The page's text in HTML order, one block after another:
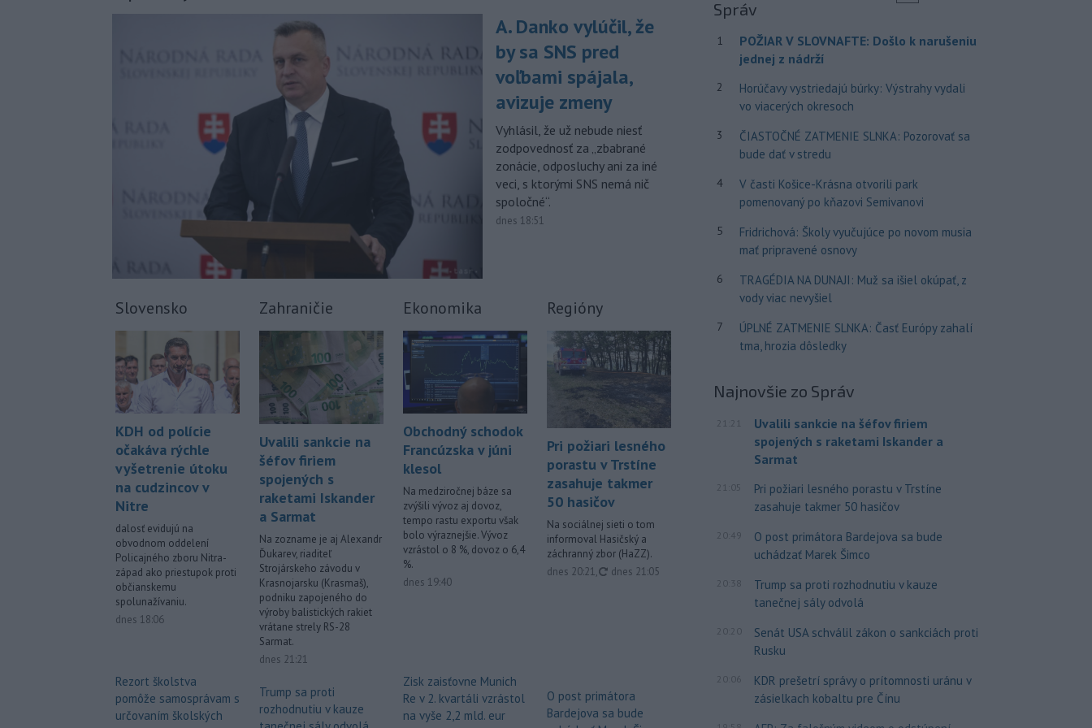
členka Slovenského komorného
divadla (SKD) v Martine Helena
Sudická.
10:15 - Národná diaľničná
spoločnosť (NDS) ukončila výmenu
mosta Lanfranconi, ktorý je súčasťou
bratislavskej diaľnice D2.
Viac >
A. Danko vylúčil, že
by sa SNS pred
voľbami spájala,
avizuje zmeny
Vyhlásil, že už nebude niesť
zodpovednosť za „zbabrané
zonácie, odposluchy ani za iné
veci, s ktorými SNS nemá nič
spoločné“.
dnes 18:51
Slovensko
KDH od polície
očakáva rýchle
vyšetrenie útoku
na cudzincov v
Nitre
dalosť evidujú na
obvodnom oddelení
Policajného zboru Nitra-
západ ako priestupok proti
občianskemu
spolunažívaniu.
dnes 18:06
Rezort školstva
pomôže samosprávam s
určovaním školských
Zahraničie
Uvalili sankcie na
šéfov firiem
spojených s
raketami Iskander
a Sarmat
Na zozname je aj Alexandr
Ďukarev, riaditeľ
Strojárskeho závodu v
Krasnojarsku (Krasmaš),
podniku zapojeného do
výroby balistických rakiet
vrátane strely RS-28
Sarmat.
dnes 21:21
Trump sa proti
rozhodnutiu v kauze
Ekonomika
Obchodný schodok
Francúzska v júni
klesol
Na medziročnej báze sa
zvýšili vývoz aj dovoz,
tempo rastu exportu však
bolo výraznejšie. Vývoz
vzrástol o 8 %, dovoz o 6,4
%.
dnes 19:40
Zisk zaisťovne Munich
Re v 2. kvartáli vzrástol
na vyše 2,2 mld. eur
Regióny
Pri požiari lesného
porastu v Trstíne
zasahuje takmer
50 hasičov
Na sociálnej sieti o tom
informoval Hasičský a
záchranný zbor (HaZZ).
dnes 20:21, aktualizované
dnes 21:05
O post primátora
Bardejova sa bude
Správ
1
POŽIAR V SLOVNAFTE: Došlo k narušeniu
jednej z nádrží
2
Horúčavy vystriedajú búrky: Výstrahy vydali
vo viacerých okresoch
3
ČIASTOČNÉ ZATMENIE SLNKA: Pozorovať sa
bude dať v stredu
4
V časti Košice-Krásna otvorili park
pomenovaný po kňazovi Semivanovi
5
Fridrichová: Školy vyučujúce po novom musia
mať pripravené osnovy
6
TRAGÉDIA NA DUNAJI: Muž sa išiel okúpať, z
vody viac nevyšiel
7
ÚPLNÉ ZATMENIE SLNKA: Časť Európy zahalí
tma, hrozia dôsledky
Najnovšie zo Správ
21:21
Uvalili sankcie na šéfov firiem
spojených s raketami Iskander a
Sarmat
21:05
Pri požiari lesného porastu v Trstíne
zasahuje takmer 50 hasičov
20:49
O post primátora Bardejova sa bude
uchádzať Marek Šimco
20:38
Trump sa proti rozhodnutiu v kauze
tanečnej sály odvolá
20:20
Senát USA schválil zákon o sankciách proti
Rusku
20:06
KDR prešetrí správy o prítomnosti uránu v
zásielkach kobaltu pre Čínu